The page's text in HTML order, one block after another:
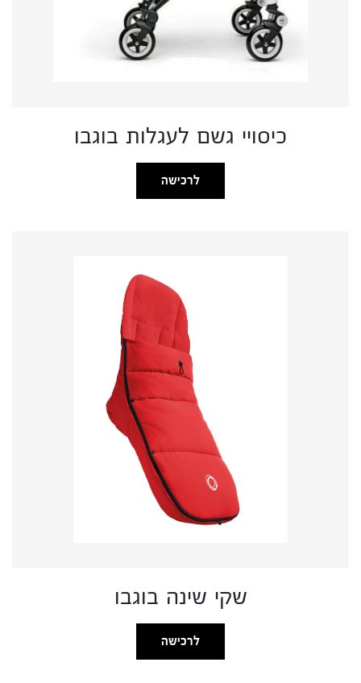
כיסויי גשם לעגלות בוגבו
לרכישה
שקי שינה בוגבו
לרכישה